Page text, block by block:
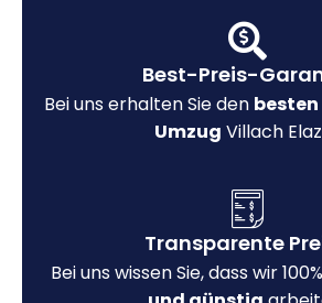
Best-Preis-
Bei uns erhalten Sie den besten
Umzug Villach
Transparente
Bei uns wissen Sie, dass wir 100%